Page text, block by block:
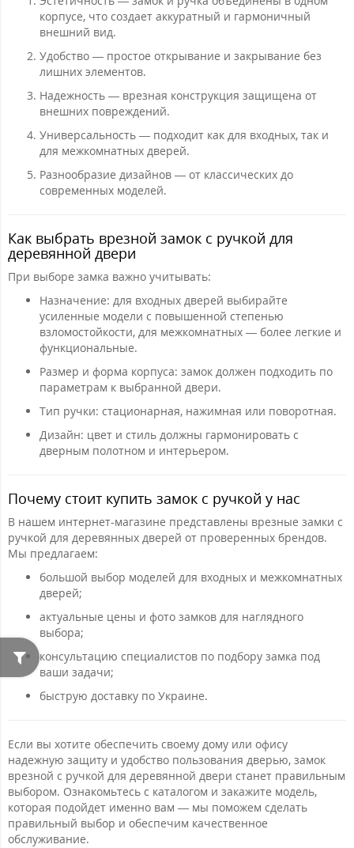
корпусе, что создает аккуратный и гармоничный
внешний вид.
Удобство — простое открывание и закрывание без
лишних элементов.
Надежность — врезная конструкция защищена от
внешних повреждений.
Универсальность — подходит как для входных, так и
для межкомнатных дверей.
Разнообразие дизайнов — от классических до
современных моделей.
Как выбрать врезной замок с ручкой для
деревянной двери
При выборе замка важно учитывать:
Назначение: для входных дверей выбирайте
усиленные модели с повышенной степенью
взломостойкости, для межкомнатных — более легкие и
функциональные.
Размер и форма корпуса: замок должен подходить по
параметрам к выбранной двери.
Тип ручки: стационарная, нажимная или поворотная.
Дизайн: цвет и стиль должны гармонировать с
дверным полотном и интерьером.
Почему стоит купить замок с ручкой у нас
В нашем интернет-магазине представлены врезные замки с
ручкой для деревянных дверей от проверенных брендов.
Мы предлагаем:
большой выбор моделей для входных и межкомнатных
дверей;
актуальные цены и фото замков для наглядного
выбора;
консультацию специалистов по подбору замка под
ваши задачи;
быструю доставку по Украине.
Если вы хотите обеспечить своему дому или офису
надежную защиту и удобство пользования дверью, замок
врезной с ручкой для деревянной двери станет правильным
выбором. Ознакомьтесь с каталогом и закажите модель,
которая подойдет именно вам — мы поможем сделать
правильный выбор и обеспечим качественное
обслуживание.